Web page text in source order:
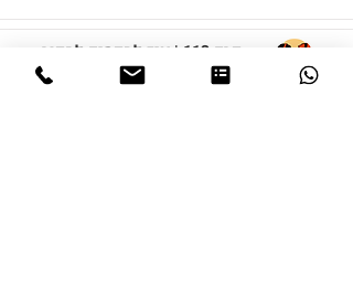
פרק 113 | איך להפסיק לחפור
ולקבל החלטה